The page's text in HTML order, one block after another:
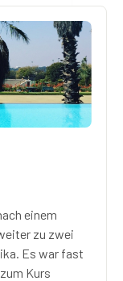
einem
zu zwei
Es war fast
Kurs